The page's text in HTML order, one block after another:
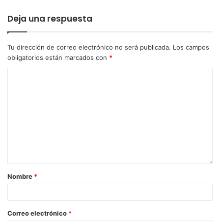
Deja una respuesta
Tu dirección de correo electrónico no será publicada. Los campos
obligatorios están marcados con *
Nombre *
Correo electrónico *